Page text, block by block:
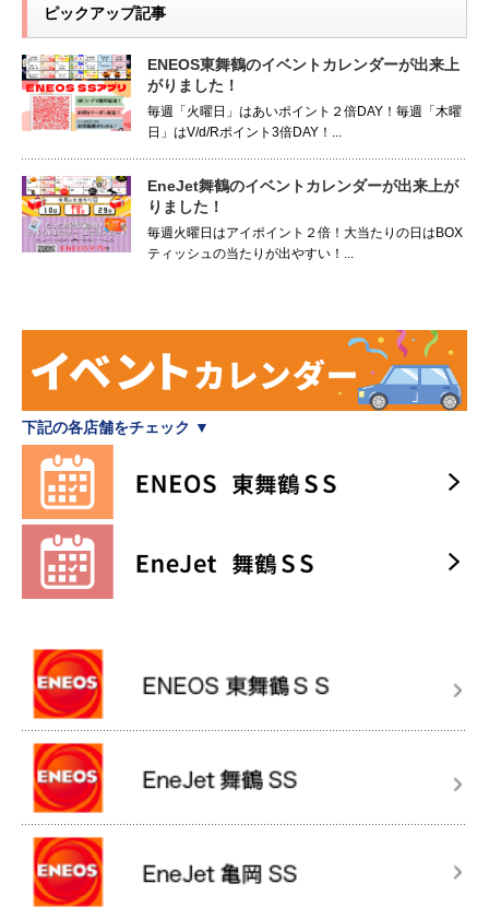
ピックアップ記事
ENEOS東舞鶴のイベントカレンダーが出来上
がりました！
毎週「火曜日」はあいポイント２倍DAY！毎週「木曜
日」はV/d/Rポイント3倍DAY！...
EneJet舞鶴のイベントカレンダーが出来上が
りました！
毎週火曜日はアイポイント２倍！大当たりの日はBOX
ティッシュの当たりが出やすい！...
下記の各店舗をチェック ▼